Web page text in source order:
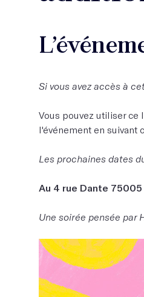
Si vous avez accès à
Vous pouvez utiliser ce
l'événement en suivant
Les prochaines dates
Au 4 rue Dante 75005
Une soirée pensée par